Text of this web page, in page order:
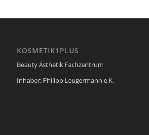
KOSMETIK1PLUS
Beauty Ästhetik Fachzentrum
Inhaber: Philipp Leugermann e.K.